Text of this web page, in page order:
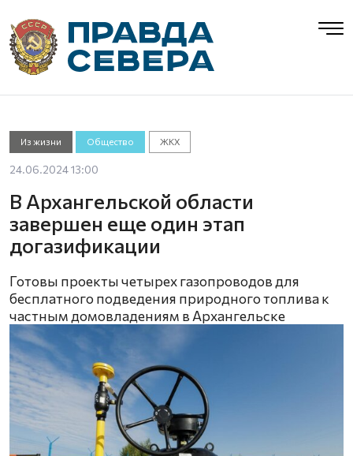
Из жизни Общество ЖКХ
24.06.2024 13:00
В Архангельской области
завершен еще один этап
догазификации
Готовы проекты четырех газопроводов для
бесплатного подведения природного топлива к
частным домовладениям в Архангельске